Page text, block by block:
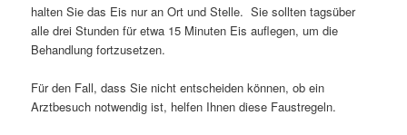
halten Sie das Eis nur an Ort und Stelle. Sie sollten tagsüber
alle drei Stunden für etwa 15 Minuten Eis auflegen, um die
Behandlung fortzusetzen.
Für den Fall, dass Sie nicht entscheiden können, ob ein
Arztbesuch notwendig ist, helfen Ihnen diese Faustregeln.